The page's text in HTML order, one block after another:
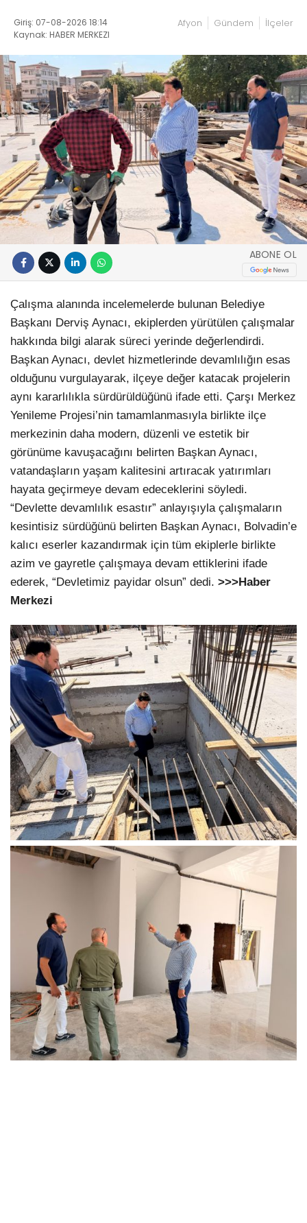
Giriş: 07-08-2026 18:14
Kaynak: HABER MERKEZI
Afyon Gündem İlçeler
ABONE OL
Çalışma alanında incelemelerde bulunan Belediye
Başkanı Derviş Aynacı, ekiplerden yürütülen çalışmalar
hakkında bilgi alarak süreci yerinde değerlendirdi.
Başkan Aynacı, devlet hizmetlerinde devamlılığın esas
olduğunu vurgulayarak, ilçeye değer katacak projelerin
aynı kararlılıkla sürdürüldüğünü ifade etti. Çarşı Merkez
Yenileme Projesi’nin tamamlanmasıyla birlikte ilçe
merkezinin daha modern, düzenli ve estetik bir
görünüme kavuşacağını belirten Başkan Aynacı,
vatandaşların yaşam kalitesini artıracak yatırımları
hayata geçirmeye devam edeceklerini söyledi.
“Devlette devamlılık esastır” anlayışıyla çalışmaların
kesintisiz sürdüğünü belirten Başkan Aynacı, Bolvadin’e
kalıcı eserler kazandırmak için tüm ekiplerle birlikte
azim ve gayretle çalışmaya devam ettiklerini ifade
ederek, “Devletimiz payidar olsun” dedi. >>>Haber
Merkezi